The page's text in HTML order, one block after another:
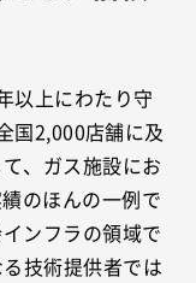
以上にわたり守
国2,000店舗に及
、ガス施設にお
のほんの一例で
ンフラの領域で
技術提供者では